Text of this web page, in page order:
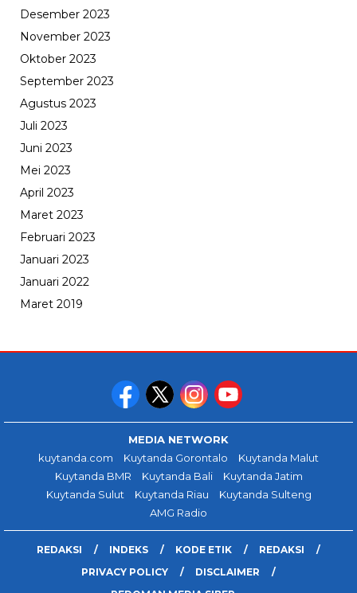
Desember 2023
November 2023
Oktober 2023
September 2023
Agustus 2023
Juli 2023
Juni 2023
Mei 2023
April 2023
Maret 2023
Februari 2023
Januari 2023
Januari 2022
Maret 2019
MEDIA NETWORK
kuytanda.com
Kuytanda Gorontalo
Kuytanda Malut
Kuytanda BMR
Kuytanda Bali
Kuytanda Jatim
Kuytanda Sulut
Kuytanda Riau
Kuytanda Sulteng
AMG Radio
REDAKSI INDEKS KODE ETIK
REDAKSI
PRIVACY POLICY
DISCLAIMER